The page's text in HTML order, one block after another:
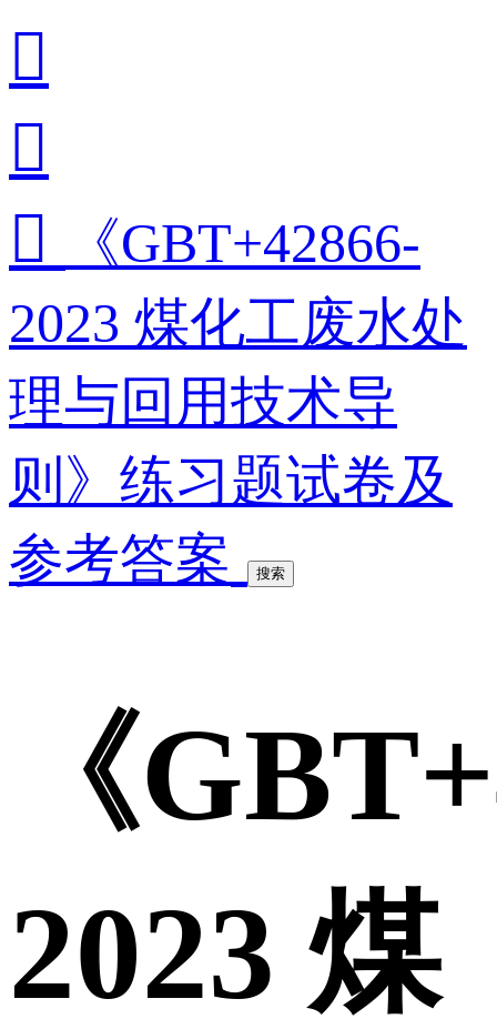



《GBT+42866-
2023 煤化工废水处
理与回用技术导
则》练习题试卷及
参考答案
搜索
《
2023 煤